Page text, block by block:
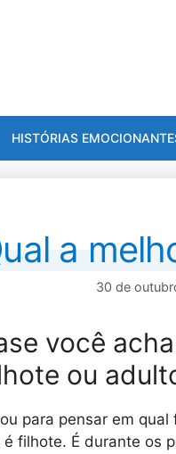
HISTÓRIAS
a
30 de
você
ou
para pensar em
é filhote. É durante os